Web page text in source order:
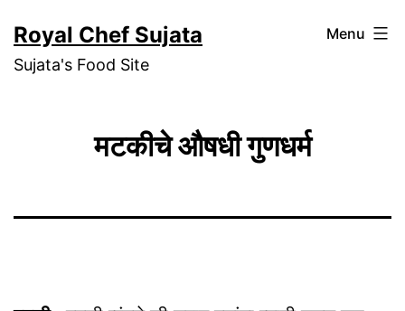
to
content
Royal Chef Sujata
Sujata's Food Site
Menu
मटकीचे औषधी गुणधर्म